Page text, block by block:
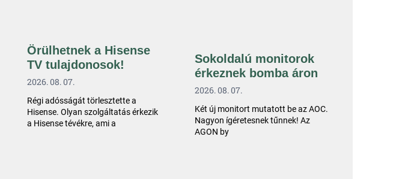
Örülhetnek a Hisense
TV tulajdonosok!
2026. 08. 07.
Régi adósságát törlesztette a
Hisense. Olyan szolgáltatás érkezik
a Hisense tévékre, ami a
Sokoldalú monitorok
érkeznek bomba áron
2026. 08. 07.
Két új monitort mutatott be az AOC.
Nagyon ígéretesnek tűnnek! Az
AGON by